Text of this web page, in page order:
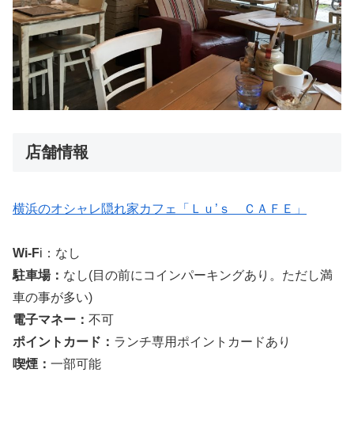
店舗情報
横浜のオシャレ隠れ家カフェ「Ｌｕ’ｓ ＣＡＦＥ」
Wi-Fi：なし
駐車場： なし(目の前にコインパーキングあり。ただし満
車の事が多い)
電子マネー： 不可
ポイントカード： ランチ専用ポイントカードあり
喫煙： 一部可能